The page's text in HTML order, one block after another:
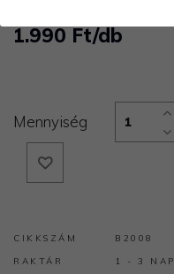
1.990 Ft/db
Mennyiség
CIKKSZÁM
B2008
RAKTÁR
1 - 3 NAP